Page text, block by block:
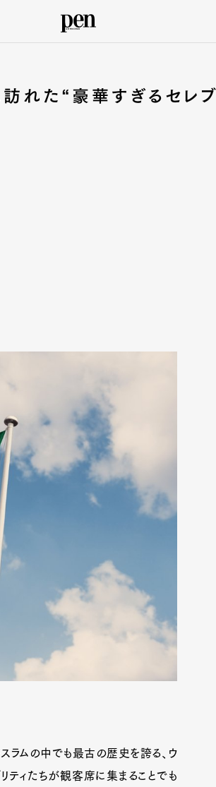
訪れた“豪華すぎるセレブ
ラムの中でも最古の歴史を誇る、ウ
ティたちが観客席に集まることでも